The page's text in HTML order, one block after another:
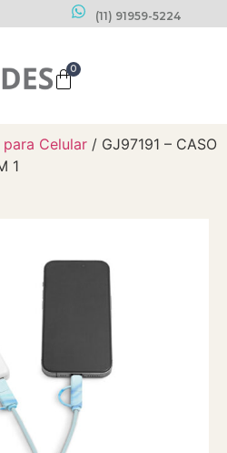
(11) 91959-5224
0
Celular / GJ97191 – CASO
1